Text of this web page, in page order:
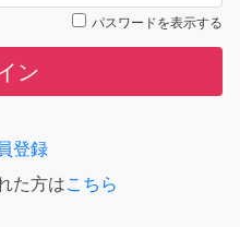
パスワードを表示する
ン
登録
た方はこちら